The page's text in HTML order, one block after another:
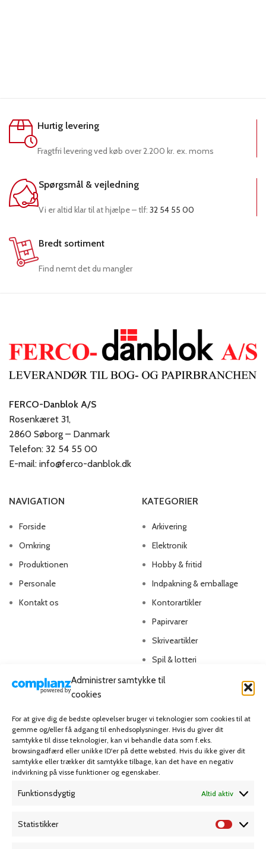
Administrer samtykke til
cookies
For at give dig de bedste oplevelser bruger vi teknologier som cookies til at
gemme og/eller få adgang til enhedsoplysninger. Hvis du giver dit
samtykke til disse teknologier, kan vi behandle data som f.eks.
browsingadfærd eller unikke ID'er på dette websted. Hvis du ikke giver dit
samtykke eller trækker dit samtykke tilbage, kan det have en negativ
indvirkning på visse funktioner og egenskaber.
Funktionsdygtig Altid aktiv
Statistikker
Hurtig levering
Fragtfri levering ved køb over 2.200 kr. ex. moms
Spørgsmål & vejledning
Vi er altid klar til at hjælpe – tlf: 32 54 55 00
Bredt sortiment
Find nemt det du mangler
FERCO-Danblok A/S
Rosenkæret 31,
2860 Søborg – Danmark
Telefon: 32 54 55 00
E-mail: info@ferco-danblok.dk
NAVIGATION
Forside
Omkring
Produktionen
Personale
Kontakt os
KATEGORIER
Arkivering
Elektronik
Hobby & fritid
Indpakning & emballage
Kontorartikler
Papirvarer
Skriveartikler
Spil & lotteri
MIN KONTO
Kontoinformationer
Ordrer
Adresser
Favoritliste
Handelsbetingelser
Privatlivspolitik
Bliv kunde
Cookie Politik (EU)